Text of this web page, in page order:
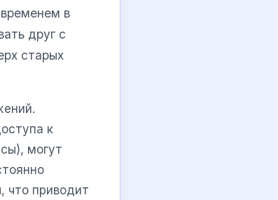
в
друг с
старых
к
могут
что приводит